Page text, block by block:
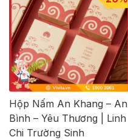
Hộp Nấm An Khang – An
Bình – Yêu Thương | Linh
Chi Trường Sinh